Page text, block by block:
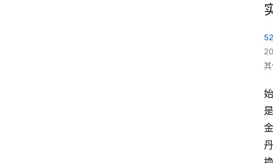
始
是
金
丹